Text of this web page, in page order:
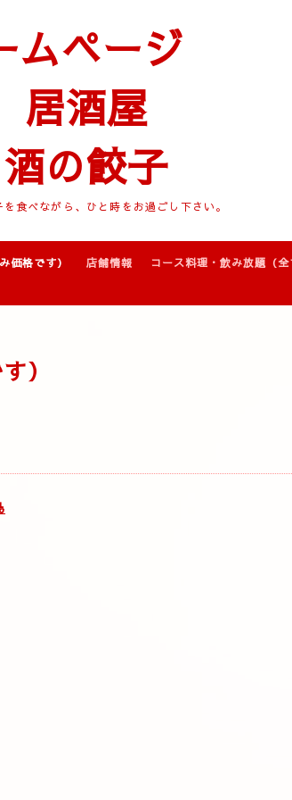
ムページ
居酒屋
酒の餃子
食べながら、ひと時をお過ごし下さい。
価格です） 店舗情報 コース料理・飲み放題（全
）